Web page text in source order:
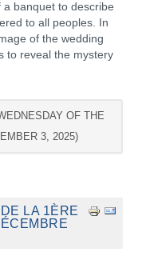
banquet to describe
to all peoples. In
of the wedding
to reveal the mystery
OF THE
3, 2025)
LA 1ÈRE